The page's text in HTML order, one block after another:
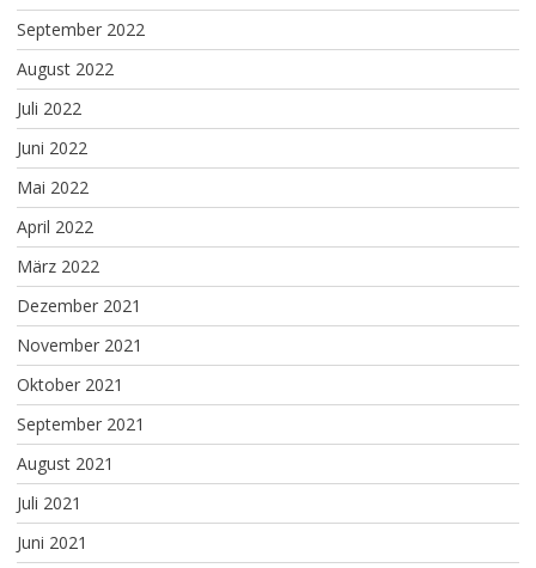
September 2022
August 2022
Juli 2022
Juni 2022
Mai 2022
April 2022
März 2022
Dezember 2021
November 2021
Oktober 2021
September 2021
August 2021
Juli 2021
Juni 2021